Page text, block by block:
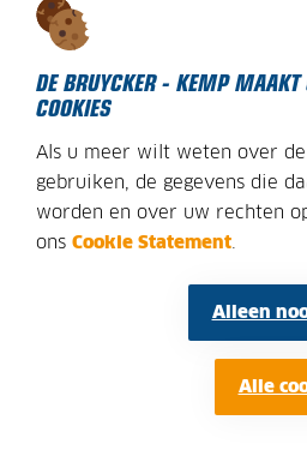
DE BRUYCKER - KEMP MAAKT
COOKIES
Als u meer wilt weten over
gebruiken, de gegevens die
worden en over uw rechten
ons Cookie Statement
Alleen
Alle
Ma - Vr:
DECLARATION SUR LES COOKIES
AVIS JURIDIQUE
POLITIQUE DE CONFIDENTIALITE